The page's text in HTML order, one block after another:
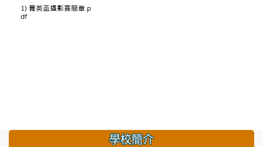
1) 菁英盃攝影賽簡章.p
df
學校簡介